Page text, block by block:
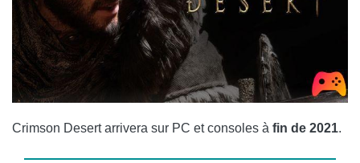
Crimson Desert arrivera sur PC et consoles à fin de 2021.